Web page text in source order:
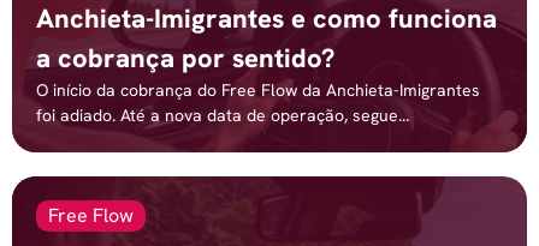
Anchieta-Imigrantes e como funciona
a cobrança por sentido?
O início da cobrança do Free Flow da Anchieta-Imigrantes
foi adiado. Até a nova data de operação, segue...
Free Flow